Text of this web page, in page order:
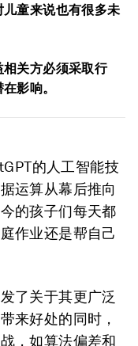
童来说也有很多未
关方必须采取行
影响。
的人工智能技
运算从幕后推向
的孩子们每天都
作业还是帮自己
了关于其更广泛
来好处的同时，
，如算法偏差和